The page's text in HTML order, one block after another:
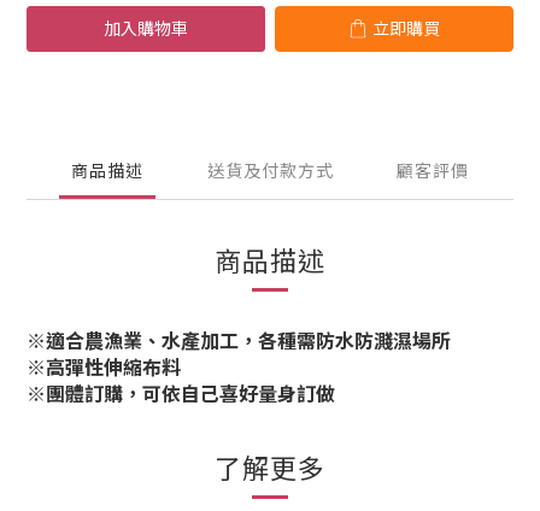
加入購物車 立即購買
商品描述 送貨及付款方式 顧客評價
商品描述
※適合農漁業、水產加工，各種需防水防濺濕場所
※高彈性伸縮布料
※團體訂購，可依自己喜好量身訂做
了解更多